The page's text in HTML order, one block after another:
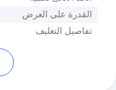
القدرة على العرض
تفاصيل التغليف